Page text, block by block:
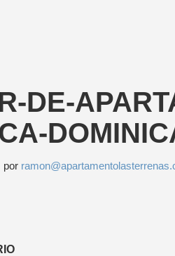
DE-
por